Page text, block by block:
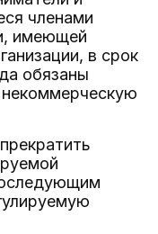
членами
имеющей
в срок
обязаны